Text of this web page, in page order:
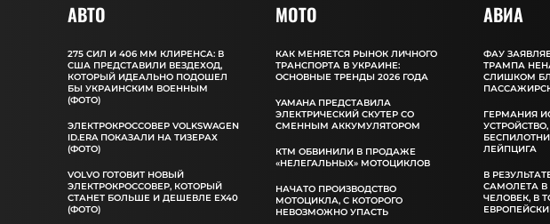
АВТО
275 СИЛ И 406 ММ КЛИРЕНСА: В
США ПРЕДСТАВИЛИ ВЕЗДЕХОД,
КОТОРЫЙ ИДЕАЛЬНО ПОДОШЕЛ
БЫ УКРАИНСКИМ ВОЕННЫМ
(ФОТО)
ЭЛЕКТРОКРОССОВЕР VOLKSWAGEN
ID.ERA ПОКАЗАЛИ НА ТИЗЕРАХ
(ФОТО)
VOLVO ГОТОВИТ НОВЫЙ
ЭЛЕКТРОКРОССОВЕР, КОТОРЫЙ
СТАНЕТ БОЛЬШЕ И ДЕШЕВЛЕ EX40
(ФОТО)
MOTO
КАК МЕНЯЕТСЯ РЫНОК ЛИЧНОГО
ТРАНСПОРТА В УКРАИНЕ:
ОСНОВНЫЕ ТРЕНДЫ 2026 ГОДА
YAMAHA ПРЕДСТАВИЛА
ЭЛЕКТРИЧЕСКИЙ СКУТЕР СО
СМЕННЫМ АККУМУЛЯТОРОМ
КТМ ОБВИНИЛИ В ПРОДАЖЕ
«НЕЛЕГАЛЬНЫХ» МОТОЦИКЛОВ
НАЧАТО ПРОИЗВОДСТВО
МОТОЦИКЛА, С КОТОРОГО
НЕВОЗМОЖНО УПАСТЬ
АВИА
ФАУ
ТРАМПА
СЛИШКОМ
ГЕРМАНИЯ
ЛЕЙПЦИГА
В
САМОЛЕТА В
ЧЕЛОВЕК, В